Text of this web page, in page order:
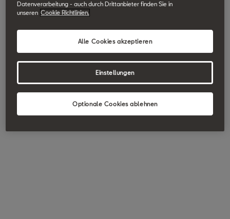
Datenverarbeitung - auch durch Drittanbieter finden Sie in
unseren Cookie Richtlinien.
Optionale Cookies ablehnen
Alle Cookies akzeptieren
Einstellungen